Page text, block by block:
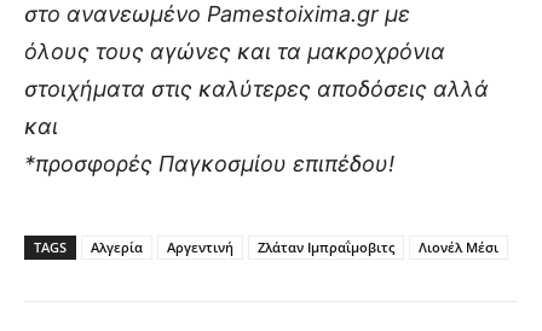
στο ανανεωμένο Pamestoixima.gr με
όλους τους αγώνες και τα μακροχρόνια
στοιχήματα στις καλύτερες αποδόσεις αλλά
και
*προσφορές Παγκοσμίου επιπέδου!
TAGS Αλγερία Αργεντινή Ζλάταν Ιμπραΐμοβιτς Λιονέλ Μέσι